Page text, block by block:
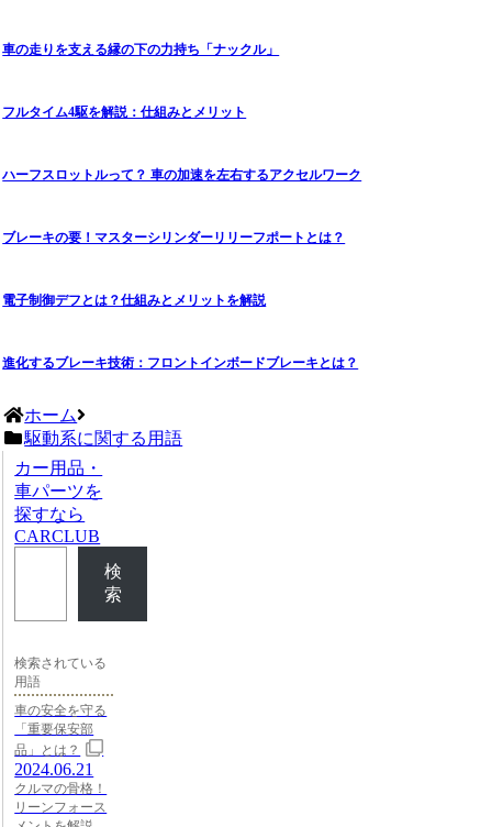
車の走りを支える縁の下の力持ち「ナックル」
フルタイム4駆を解説：仕組みとメリット
ハーフスロットルって？ 車の加速を左右するアクセルワーク
ブレーキの要！マスターシリンダーリリーフポートとは？
電子制御デフとは？仕組みとメリットを解説
進化するブレーキ技術：フロントインボードブレーキとは？
ホーム
駆動系に関する用語
カー用品・
車パーツを
探すなら
CARCLUB
検
索
検索されている
用語
車の安全を守る
「重要保安部
品」とは？
2024.06.21
クルマの骨格！
リーンフォース